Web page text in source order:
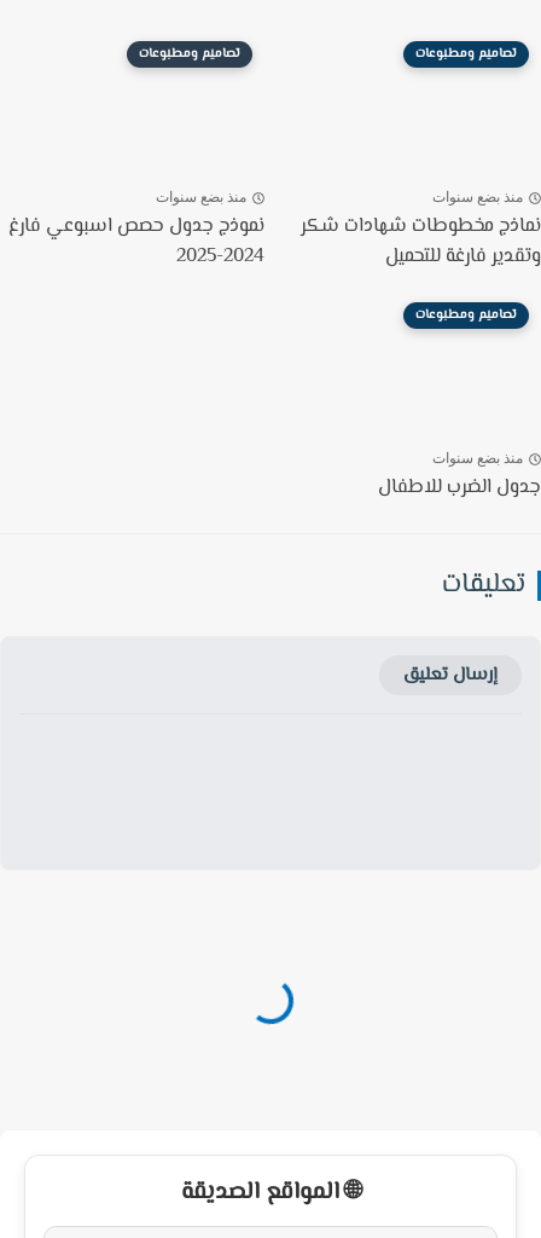
تصاميم ومطبوعات
بضع سنوات
مخطوطات شهادات شكر
فارغة للتحميل
تصاميم ومطبوعات
منذ بضع سنوات
نموذج جدول حصص اسبوعي فارغ
2024-2025
تصاميم ومطبوعات
بضع سنوات
الضرب للاطفال
إرسال تعليق
🌐 المواقع الصديقة